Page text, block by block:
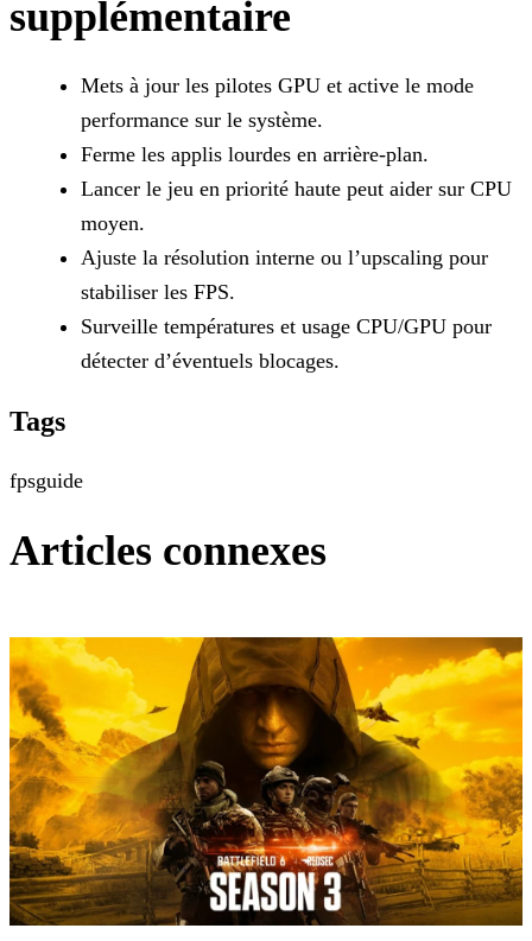
supplémentaire
Mets à jour les pilotes GPU et active le mode
performance sur le système.
Ferme les applis lourdes en arrière-plan.
Lancer le jeu en priorité haute peut aider sur CPU
moyen.
Ajuste la résolution interne ou l’upscaling pour
stabiliser les FPS.
Surveille températures et usage CPU/GPU pour
détecter d’éventuels blocages.
Tags
fpsguide
Articles connexes